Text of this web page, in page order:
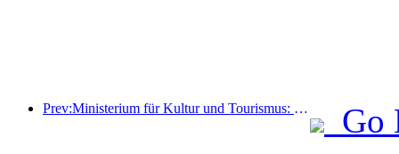
Prev:Ministerium für Kultur und Tourismus: Fokus auf Angebot und Nachfrage zur Steuerung von Kultur- und Tourismuskonsumaktivitäten sowie Reisen.
Go